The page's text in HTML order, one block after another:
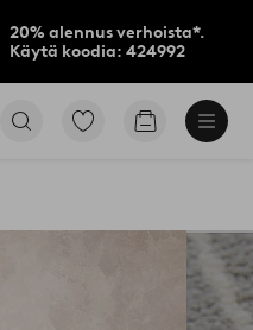
20% alennus verhoista*.
Käytä koodia: 424992
Siirry
Siirry